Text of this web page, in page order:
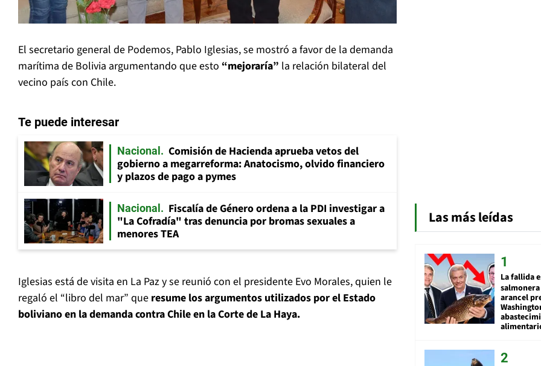
El secretario general de Podemos, Pablo Iglesias, se mostró a favor de la demanda
marítima de Bolivia argumentando que esto “mejoraría” la relación bilateral del
vecino país con Chile.
Te puede interesar
Nacional
Comisión de Hacienda aprueba vetos del
gobierno a megarreforma: Anatocismo, olvido financiero
y plazos de pago a pymes
Nacional
Fiscalía de Género ordena a la PDI investigar a
"La Cofradía" tras denuncia por bromas sexuales a
menores TEA
Iglesias está de visita en La Paz y se reunió con el presidente Evo Morales, quien le
regaló el “libro del mar” que resume los argumentos utilizados por el Estado
boliviano en la demanda contra Chile en la Corte de La Haya.
Las más leídas
La fallida
arancel